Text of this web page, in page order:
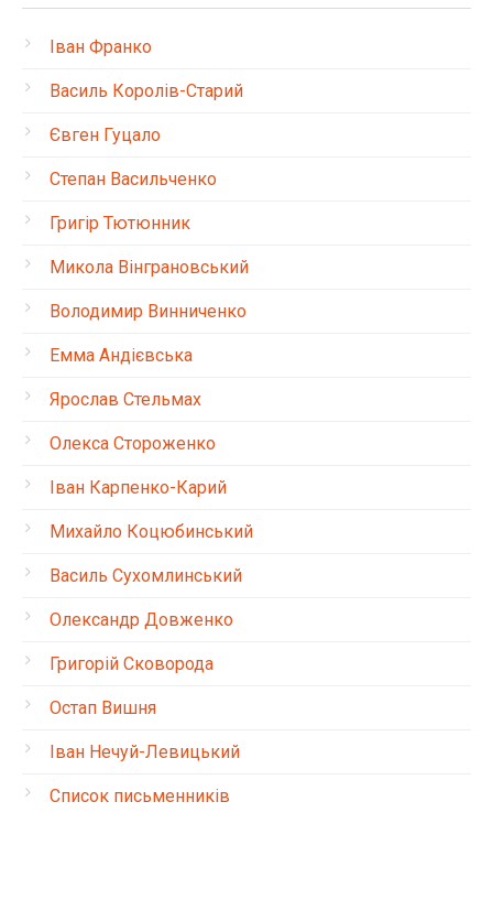
Іван Франко
Василь Королів-Старий
Євген Гуцало
Степан Васильченко
Григір Тютюнник
Микола Вінграновський
Володимир Винниченко
Емма Андієвська
Ярослав Стельмах
Олекса Стороженко
Іван Карпенко-Карий
Михайло Коцюбинський
Василь Сухомлинський
Олександр Довженко
Григорій Сковорода
Остап Вишня
Іван Нечуй-Левицький
Список письменників